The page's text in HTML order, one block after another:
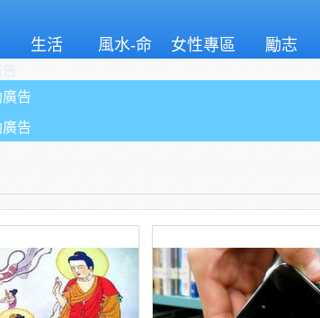
生活
風水-命
理
女性專區 勵志
告
告